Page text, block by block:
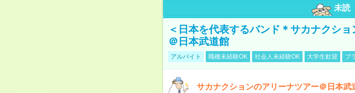
未読
＜日本を代表するバンド＊サカナクシ
＠日本武道館
アルバイト 職種未経験OK 社会人未経験OK 大学生歓迎 ブ
サカナクションのアリーナツアー＠日本武